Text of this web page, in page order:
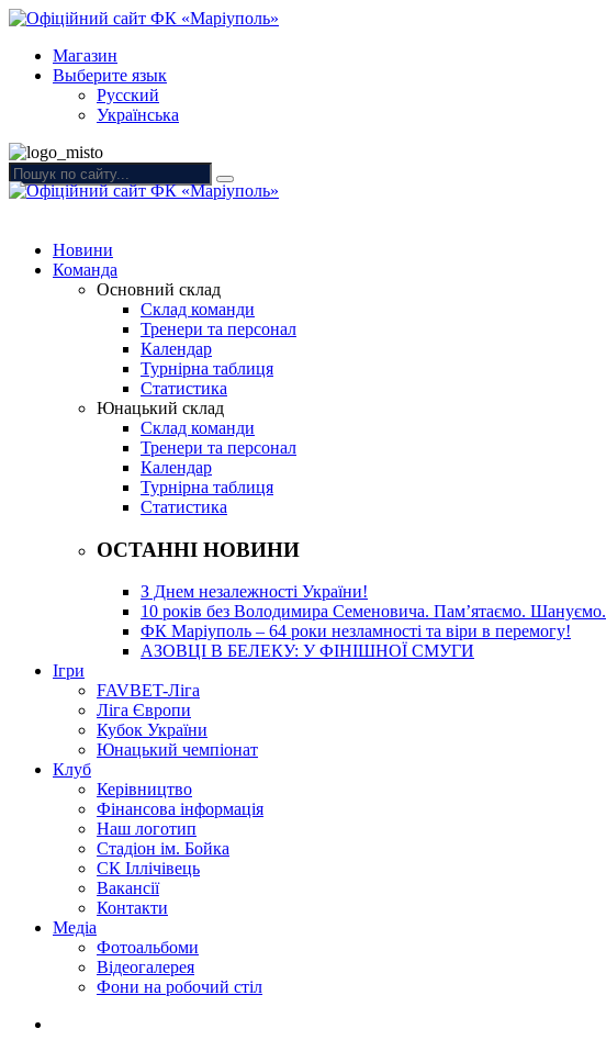
Магазин
Выберите язык
Русский
Українська
Новини
Команда
Основний склад
Склад команди
Тренери та персонал
Календар
Турнірна таблиця
Статистика
Юнацький склад
Склад команди
Тренери та персонал
Календар
Турнірна таблиця
Статистика
ОСТАННІ НОВИНИ
З Днем незалежності України!
10 років без Володимира Семеновича. Пам’ятаємо. Шануємо.
ФК Маріуполь – 64 роки незламності та віри в перемогу!
АЗОВЦІ В БЕЛЕКУ: У ФІНІШНОЇ СМУГИ
Ігри
FAVBET-Ліга
Ліга Європи
Кубок України
Юнацький чемпіонат
Клуб
Керівництво
Фінансова інформація
Наш логотип
Стадіон ім. Бойка
СК Іллічівець
Вакансії
Контакти
Медіа
Фотоальбоми
Відеогалерея
Фони на робочий стіл